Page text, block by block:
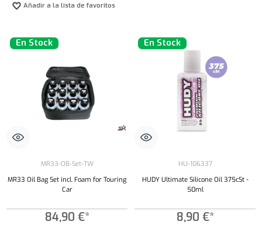
Añadir a la lista de favoritos
En Stock
MR33-OB-Set-TW
MR33 Oil Bag Set incl. Foam for Touring
Car
84,90 €*
En Stock
HU-106337
HUDY Ultimate Silicone Oil 375cSt -
50ml
8,90 €*